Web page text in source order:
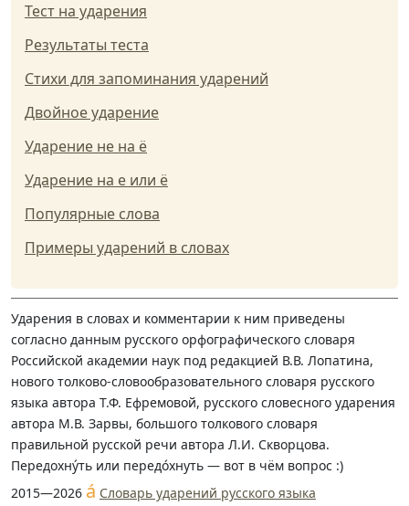
Тест на ударения
Результаты теста
Стихи для запоминания ударений
Двойное ударение
Ударение не на ё
Ударение на е или ё
Популярные слова
Примеры ударений в словах
Ударения в словах и комментарии к ним приведены
согласно данным русского орфографического словаря
Российской академии наук под редакцией В.В. Лопатина,
нового толково-словообразовательного словаря русского
языка автора Т.Ф. Ефремовой, русского словесного ударения
автора М.В. Зарвы, большого толкового словаря
правильной русской речи автора Л.И. Скворцова.
Передохну́ть или передо́хнуть — вот в чём вопрос :)
2015—2026 á Словарь ударений русского языка